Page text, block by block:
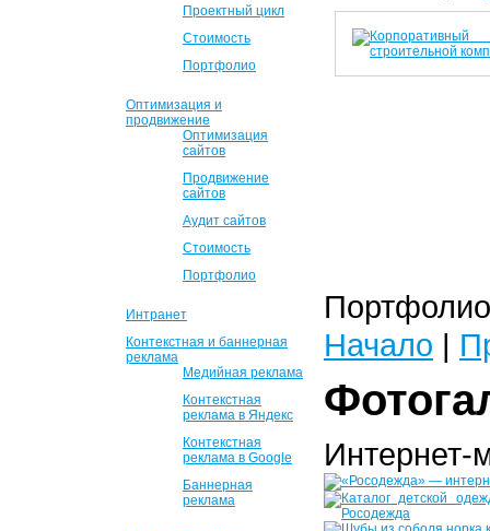
Проектный цикл
Стоимость
Портфолио
Оптимизация и
продвижение
Оптимизация
сайтов
Продвижение
сайтов
Аудит сайтов
Стоимость
Портфолио
Интранет
Контекстная и баннерная
реклама
Медийная реклама
Контекстная
реклама в Яндекс
Контекстная
реклама в Google
Баннерная
реклама
Начало |
Интернет-